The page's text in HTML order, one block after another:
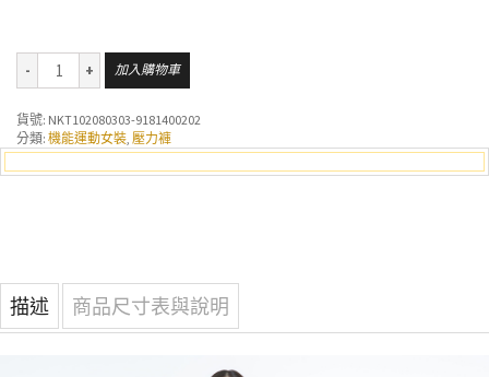
加入購物車
貨號: NKT102080303-9181400202
分類: 機能運動女裝, 壓力褲
描述 商品尺寸表與說明